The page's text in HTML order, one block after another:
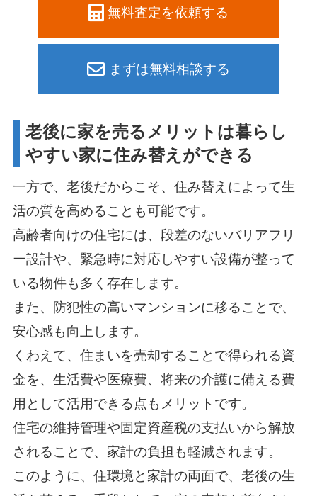
無料査定を依頼する
まずは無料相談する
老後に家を売るメリットは暮らし
やすい家に住み替えができる
一方で、老後だからこそ、住み替えによって生
活の質を高めることも可能です。
高齢者向けの住宅には、段差のないバリアフリ
ー設計や、緊急時に対応しやすい設備が整って
いる物件も多く存在します。
また、防犯性の高いマンションに移ることで、
安心感も向上します。
くわえて、住まいを売却することで得られる資
金を、生活費や医療費、将来の介護に備える費
用として活用できる点もメリットです。
住宅の維持管理や固定資産税の支払いから解放
されることで、家計の負担も軽減されます。
このように、住環境と家計の両面で、老後の生